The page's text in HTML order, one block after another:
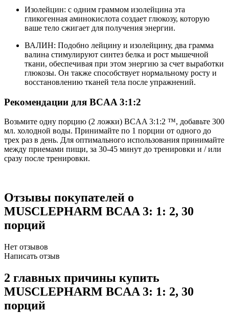
Изолейцин: с одним граммом изолейцина эта
гликогенная аминокислота создает глюкозу, которую
ваше тело сжигает для получения энергии.
ВАЛИН: Подобно лейцину и изолейцину, два грамма
валина стимулируют синтез белка и рост мышечной
ткани, обеспечивая при этом энергию за счет выработки
глюкозы. Он также способствует нормальному росту и
восстановлению тканей тела после упражнений.
Рекомендации для BCAA 3:1:2
Возьмите одну порцию (2 ложки) BCAA 3:1:2 ™, добавьте 300
мл. холодной воды. Принимайте по 1 порции от одного до
трех раз в день. Для оптимального использования принимайте
между приемами пищи, за 30-45 минут до тренировки и / или
сразу после тренировки.
Отзывы покупателей о
MUSCLEPHARM BCAA 3: 1: 2, 30
порций
Нет отзывов
Написать отзыв
2 главных причины купить
MUSCLEPHARM BCAA 3: 1: 2, 30
порций